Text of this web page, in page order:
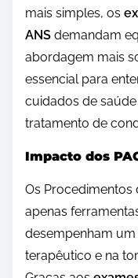
mais simples, os
ANS demandam
abordagem mais
essencial para
cuidados de
tratamento de
Impacto dos
Os Procedimentos
apenas
desempenham
terapêutico e na